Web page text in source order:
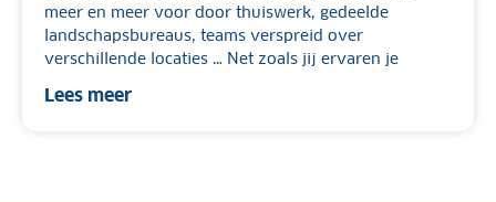
meer en meer voor door thuiswerk, gedeelde
landschapsbureaus, teams verspreid over
verschillende locaties … Net zoals jij ervaren je
Lees meer